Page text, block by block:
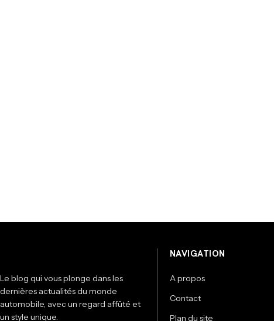
Le blog qui vous plonge dans les
dernières actualités du monde
automobile, avec un regard affûté et
un style unique.
NAVIGATION
A propos
Contact
Plan du site